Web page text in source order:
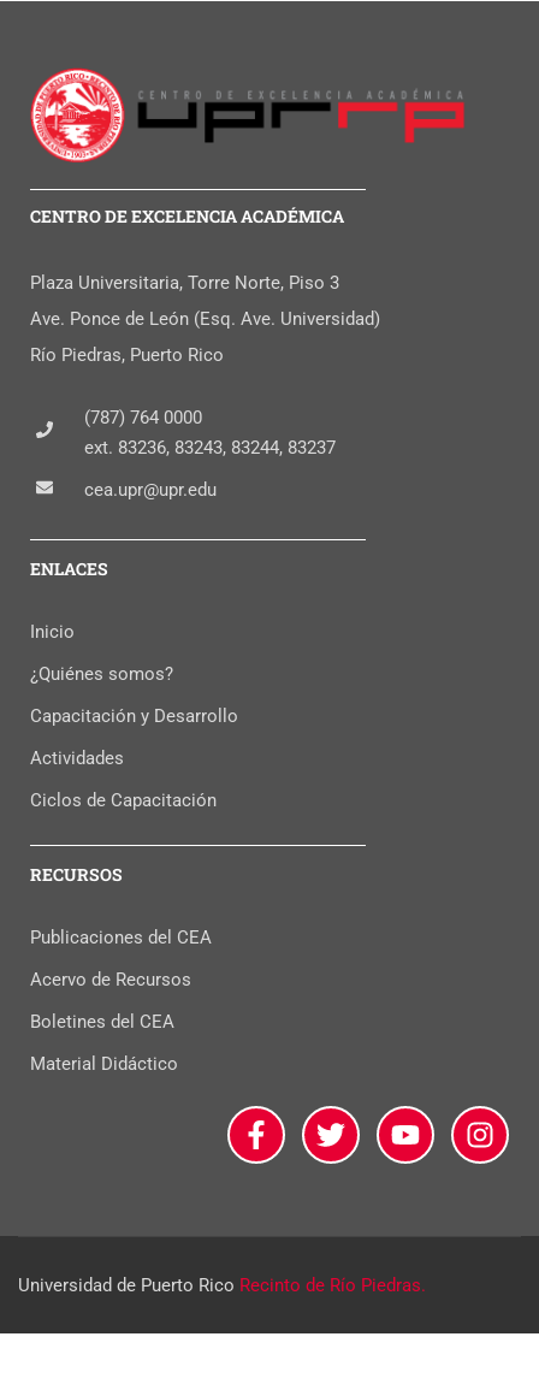
CENTRO DE EXCELENCIA ACADÉMICA
Plaza Universitaria, Torre Norte, Piso 3
Ave. Ponce de León (Esq. Ave. Universidad)
Río Piedras, Puerto Rico
(787) 764 0000
ext. 83236, 83243, 83244, 83237
cea.upr@upr.edu
ENLACES
Inicio
¿Quiénes somos?
Capacitación y Desarrollo
Actividades
Ciclos de Capacitación
RECURSOS
Publicaciones del CEA
Acervo de Recursos
Boletines del CEA
Material Didáctico
Universidad de Puerto Rico Recinto de Río Piedras.